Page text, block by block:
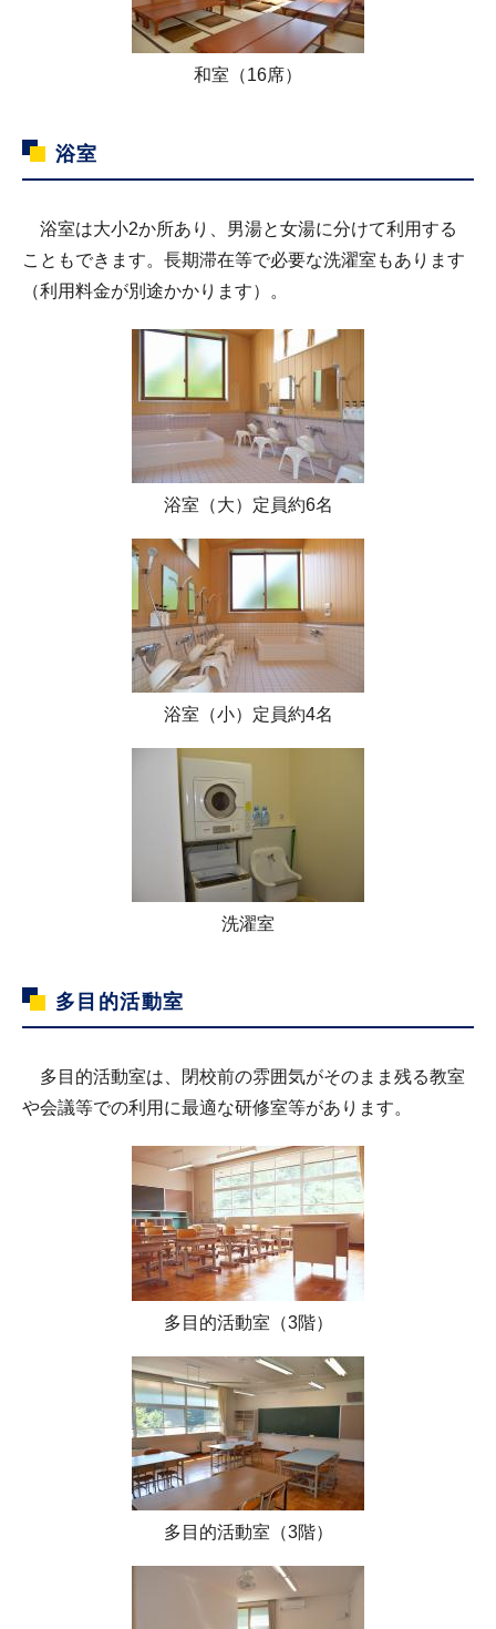
和室（16席）
浴室
浴室は大小2か所あり、男湯と女湯に分けて利用する
こともできます。長期滞在等で必要な洗濯室もあります
（利用料金が別途かかります）。
浴室（大）定員約6名
浴室（小）定員約4名
洗濯室
多目的活動室
多目的活動室は、閉校前の雰囲気がそのまま残る教室
や会議等での利用に最適な研修室等があります。
多目的活動室（3階）
多目的活動室（3階）